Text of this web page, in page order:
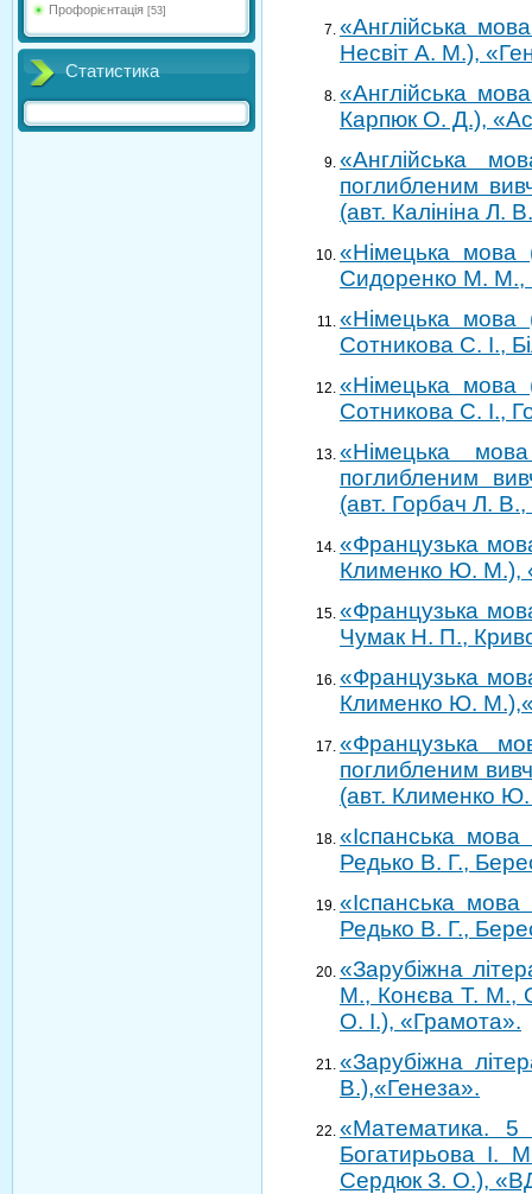
Профорієнтація [53]
Статистика
«Англійська
Несвіт А. М.),
«Англійська
Карпюк О. Д.),
«Англійська
поглибленим
(авт. Калініна Л.
«Німецька мова
Сидоренко М. М.,
«Німецька мова
Сотникова С. І.,
«Німецька мова
Сотникова С. І.,
«Німецька
поглибленим
(авт. Горбач Л.
«Французька
Клименко Ю. М.),
«Французька
Чумак Н. П.,
«Французька
Клименко Ю.
«Французька
поглибленим
(авт. Клименко
«Іспанська
Редько В. Г.,
«Іспанська
Редько В. Г.,
«Зарубіжна
М., Конєва Т. М.,
О. І.), «Грамота».
«Зарубіжна
В.),«Генеза».
«Математика.
Богатирьова І.
Сердюк З. О.),